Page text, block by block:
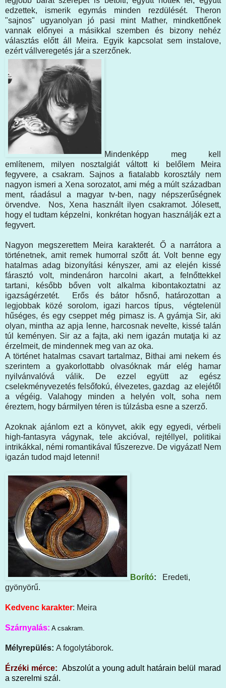
edzettek, ismerik egymás minden rezdülését. Theron
"sajnos" ugyanolyan jó pasi mint Mather, mindkettőnek
vannak előnyei a másikkal szemben és bizony nehéz
választás előtt áll Meira. Egyik kapcsolat sem instalove,
ezért vállveregetés jár a szerzőnek.
Mindenképp meg kell
említenem, milyen nosztalgiát váltott ki belőlem Meira
fegyvere, a csakram. Sajnos a fiatalabb korosztály nem
nagyon ismeri a Xena sorozatot, ami még a múlt században
ment, ráadásul a magyar tv-ben, nagy népszerűségnek
örvendve. Nos, Xena használt ilyen csakramot. Jólesett,
hogy el tudtam képzelni, konkrétan hogyan használják ezt a
fegyvert.
Nagyon megszerettem Meira karakterét. Ő a narrátora a
történetnek, amit remek humorral szőtt át. Volt benne egy
hatalmas adag bizonyítási kényszer, ami az elején kissé
fárasztó volt, mindenáron harcolni akart, a felnőttekkel
tartani, később bőven volt alkalma kibontakoztatni az
igazságérzetét. Erős és bátor hősnő, határozottan a
legjobbak közé sorolom, igazi harcos típus, végtelenül
hűséges, és egy cseppet még pimasz is. A gyámja Sir, aki
olyan, mintha az apja lenne, harcosnak nevelte, kissé talán
túl keményen. Sir az a fajta, aki nem igazán mutatja ki az
érzelmeit, de mindennek meg van az oka.
A történet hatalmas csavart tartalmaz, Bithai ami nekem és
szerintem a gyakorlottabb olvasóknak már elég hamar
nyilvánvalóvá válik. De ezzel együtt az egész
cselekményvezetés felsőfokú, élvezetes, gazdag az elejétől
a végéig. Valahogy minden a helyén volt, soha nem
éreztem, hogy bármilyen téren is túlzásba esne a szerző.
Azoknak ajánlom ezt a könyvet, akik egy egyedi, vérbeli
high-fantasyra vágynak, tele akcióval, rejtéllyel, politikai
intrikákkal, némi romantikával fűszerezve. De vigyázat! Nem
igazán tudod majd letenni!
Borító:
Eredeti,
gyönyörű.
Kedvenc karakter: Meira
Szárnyalás: A csakram.
Mélyrepülés: A fogolytáborok.
Érzéki mérce: Abszolút a young adult határain belül marad
a szerelmi szál.